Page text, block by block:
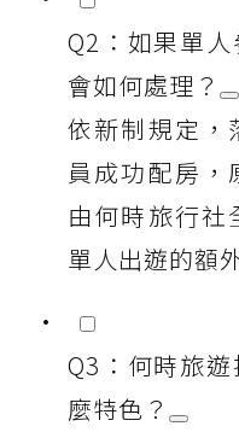
Q2：如果單
會如何處理？
依新制規定，
員成功配房
由何時旅行社
單人出遊的額
Q3：何時旅
麼特色？